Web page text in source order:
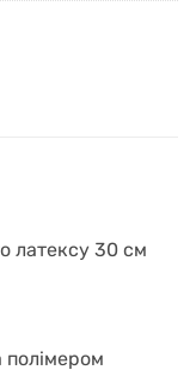
латексу 30 см
полімером